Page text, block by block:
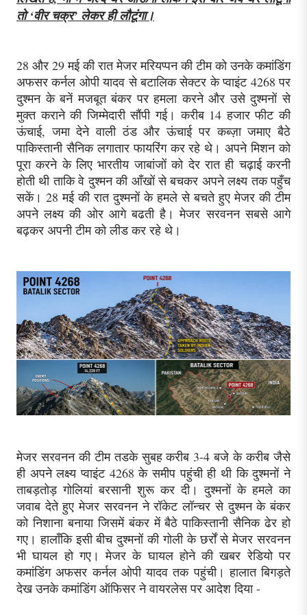
तो ‘वीर चक्र’ लेकर ही लौटूंगा।
28 और 29 मई की रात मेजर मरियप्पन की टीम को उनके कमांडिंग
अफसर कर्नल ओपी यादव से बटालिक सेक्टर के प्वाइंट 4268 पर
दुश्मन के बनें मजबूत बंकर पर हमला करने और उसे दुश्मनों से
मुक्त कराने की जिम्मेदारी सौंपी गई। करीब 14 हजार फीट की
ऊंचाई, जमा देने वाली ठंड और ऊंचाई पर कब्ज़ा जमाए बैठे
पाकिस्तानी सैनिक लगातार फायरिंग कर रहे थे। अपने मिशन को
पूरा करने के लिए भारतीय जाबांजों को देर रात ही चढ़ाई करनी
होती थी ताकि वे दुश्मन की आँखों से बचकर अपने लक्ष्य तक पहुँच
सकें। 28 मई की रात दुश्मनों के हमले से बचते हुए मेजर की टीम
अपने लक्ष्य की ओर आगे बढती है। मेजर सरवनन सबसे आगे
बढ़कर अपनी टीम को लीड कर रहे थे।
मेजर सरवनन की टीम तडके सुबह करीब 3-4 बजे के करीब जैसे
ही अपने लक्ष्य प्वाइंट 4268 के समीप पहुंची ही थी कि दुश्मनों ने
ताबड़तोड़ गोलियां बरसानी शुरू कर दी। दुश्मनों के हमले का
जवाब देते हुए मेजर सरवनन ने रॉकेट लॉन्चर से दुश्मन के बंकर
को निशाना बनाया जिसमें बंकर में बैठे पाकिस्तानी सैनिक ढेर हो
गए। हालाँकि इसी बीच दुश्मनों की गोली के छर्रों से मेजर सरवनन
भी घायल हो गए। मेजर के घायल होने की खबर रेडियो पर
कमांडिंग अफसर कर्नल ओपी यादव तक पहुंची। हालात बिगड़ते
देख उनके कमांडिंग ऑफिसर ने वायरलेस पर आदेश दिया -